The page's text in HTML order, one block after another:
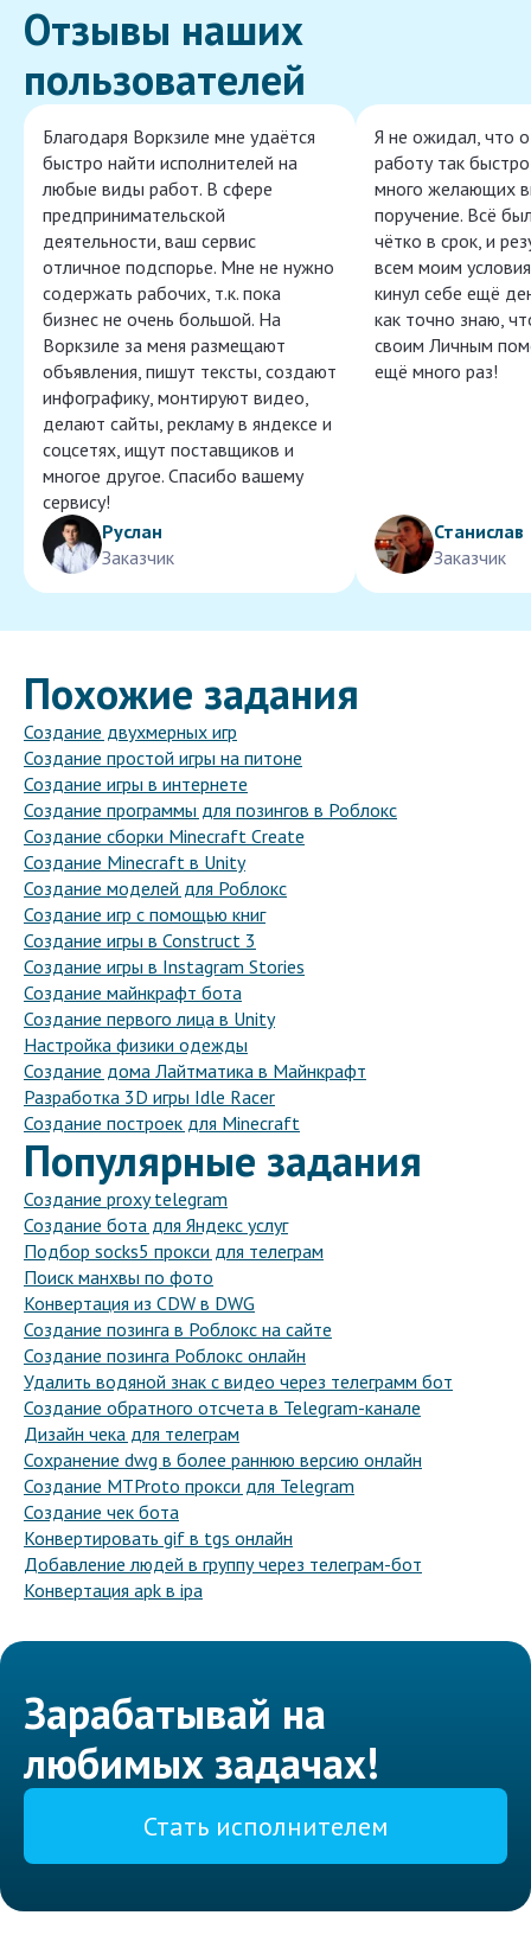
Отзывы наших
пользователей
Благодаря Воркзиле мне удаётся
быстро найти исполнителей на
любые виды работ. В сфере
предпринимательской
деятельности, ваш сервис
отличное подспорье. Мне не нужно
содержать рабочих, т.к. пока
бизнес не очень большой. На
Воркзиле за меня размещают
объявления, пишут тексты, создают
инфографику, монтируют видео,
делают сайты, рекламу в яндексе и
соцсетях, ищут поставщиков и
многое другое. Спасибо вашему
сервису!
Руслан
Заказчик
Я не ожидал, что
работу так
много желающих
поручение. Всё
чётко в срок, и
всем моим
кинул себе ещё
как точно знаю,
своим Личным
ещё много раз!
Станислав
Заказчик
Похожие задания
Создание двухмерных игр
Создание простой игры на питоне
Создание игры в интернете
Создание программы для позингов в Роблокс
Создание сборки Minecraft Create
Создание Minecraft в Unity
Создание моделей для Роблокс
Создание игр с помощью книг
Создание игры в Construct 3
Создание игры в Instagram Stories
Создание майнкрафт бота
Создание первого лица в Unity
Настройка физики одежды
Создание дома Лайтматика в Майнкрафт
Разработка 3D игры Idle Racer
Создание построек для Minecraft
Популярные задания
Создание proxy telegram
Создание бота для Яндекс услуг
Подбор socks5 прокси для телеграм
Поиск манхвы по фото
Конвертация из CDW в DWG
Создание позинга в Роблокс на сайте
Создание позинга Роблокс онлайн
Удалить водяной знак с видео через телеграмм бот
Создание обратного отсчета в Telegram-канале
Дизайн чека для телеграм
Сохранение dwg в более раннюю версию онлайн
Создание MTProto прокси для Telegram
Создание чек бота
Конвертировать gif в tgs онлайн
Добавление людей в группу через телеграм-бот
Конвертация apk в ipa
Зарабатывай на
любимых задачах!
Стать исполнителем